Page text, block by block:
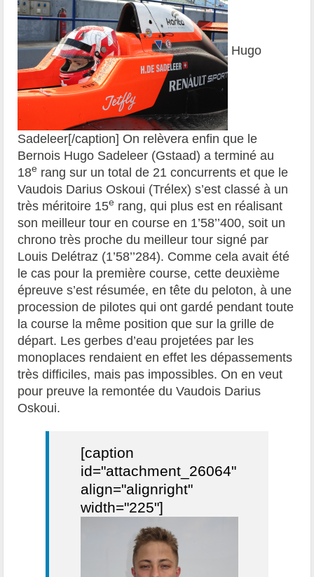
Hugo
Sadeleer[/caption] On relèvera enfin que le
Bernois Hugo Sadeleer (Gstaad) a terminé au
18e rang sur un total de 21 concurrents et que le
Vaudois Darius Oskoui (Trélex) s’est classé à un
très méritoire 15e rang, qui plus est en réalisant
son meilleur tour en course en 1’58’’400, soit un
chrono très proche du meilleur tour signé par
Louis Delétraz (1’58’’284). Comme cela avait été
le cas pour la première course, cette deuxième
épreuve s’est résumée, en tête du peloton, à une
procession de pilotes qui ont gardé pendant toute
la course la même position que sur la grille de
départ. Les gerbes d’eau projetées par les
monoplaces rendaient en effet les dépassements
très difficiles, mais pas impossibles. On en veut
pour preuve la remontée du Vaudois Darius
Oskoui.
[caption
id="attachment_26064"
align="alignright"
width="225"]